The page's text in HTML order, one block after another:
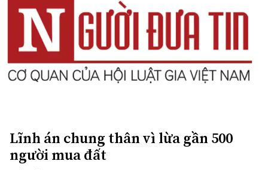
Lĩnh án chung thân vì lừa gần 500
người mua đất